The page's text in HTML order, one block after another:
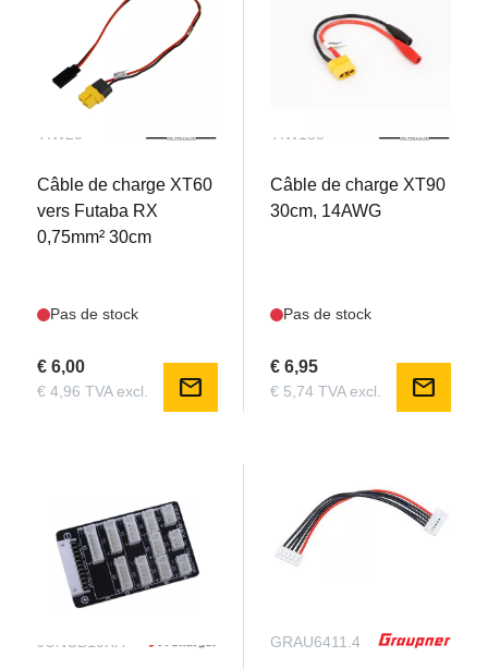
TIW20
Câble de charge XT60
vers Futaba RX
0,75mm² 30cm
Pas de stock
€ 6,00
€ 4,96 TVA excl. mail
TIW158
Câble de charge XT90
30cm, 14AWG
Pas de stock
€ 6,95
€ 5,74 TVA excl. mail
JUNCB10XH GRAU6411.4